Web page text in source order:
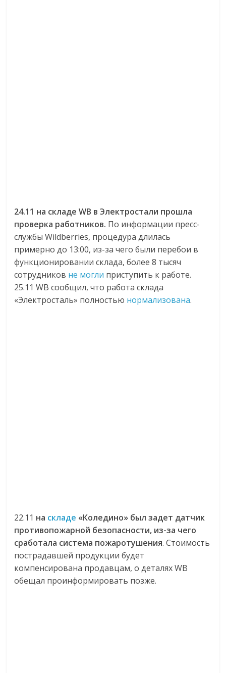
24.11 на складе WB в Электростали прошла
проверка работников. По информации пресс-
службы Wildberries, процедура длилась
примерно до 13:00, из-за чего были перебои в
функционировании склада, более 8 тысяч
сотрудников не могли приступить к работе.
25.11 WB сообщил, что работа склада
«Электросталь» полностью нормализована.
22.11 на складе «Коледино» был задет датчик
противопожарной безопасности, из-за чего
сработала система пожаротушения. Стоимость
пострадавшей продукции будет
компенсирована продавцам, о деталях WB
обещал проинформировать позже.